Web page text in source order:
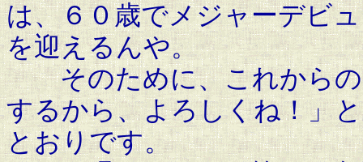
は、６０歳でメジャーデビ
を迎えるんや。
そのために、これからの
するから、よろしくね！」
とおりです。